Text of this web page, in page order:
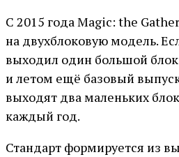
С 2015 года Magic: the
на двухблоковую модель.
выходил один большой блок
и летом ещё базовый
выходят два маленьких
каждый год.
Стандарт формируется из